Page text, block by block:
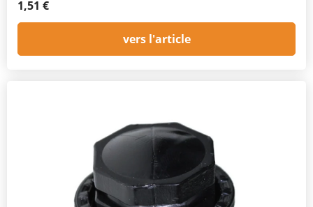
1,51 €
vers l'article